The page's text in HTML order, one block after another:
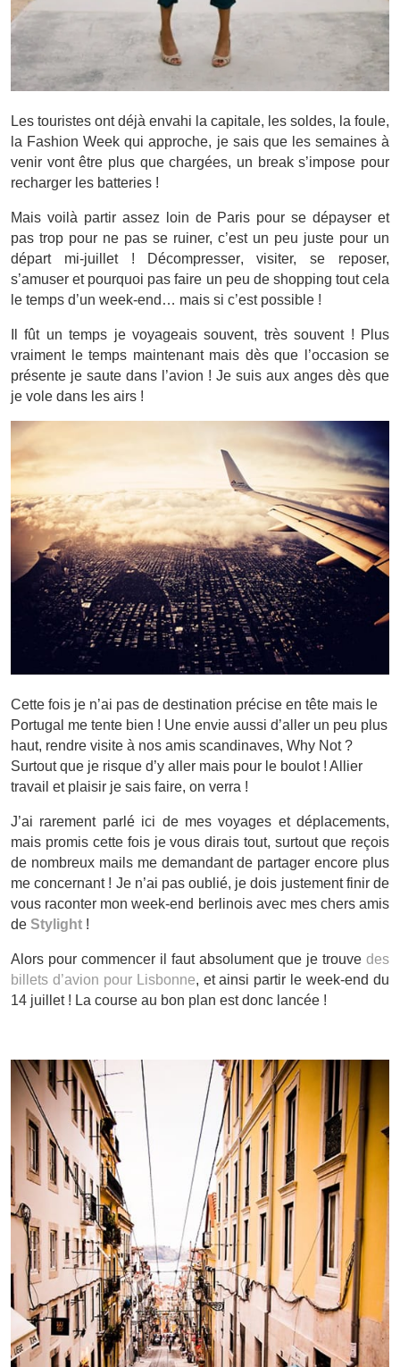
Les touristes ont déjà envahi la capitale, les soldes, la foule,
la Fashion Week qui approche, je sais que les semaines à
venir vont être plus que chargées, un break s’impose pour
recharger les batteries !
Mais voilà partir assez loin de Paris pour se dépayser et
pas trop pour ne pas se ruiner, c’est un peu juste pour un
départ mi-juillet ! Décompresser, visiter, se reposer,
s’amuser et pourquoi pas faire un peu de shopping tout cela
le temps d’un week-end… mais si c’est possible !
Il fût un temps je voyageais souvent, très souvent ! Plus
vraiment le temps maintenant mais dès que l’occasion se
présente je saute dans l’avion ! Je suis aux anges dès que
je vole dans les airs !
Cette fois je n’ai pas de destination précise en tête mais le
Portugal me tente bien ! Une envie aussi d’aller un peu plus
haut, rendre visite à nos amis scandinaves, Why Not ?
Surtout que je risque d’y aller mais pour le boulot ! Allier
travail et plaisir je sais faire, on verra !
J’ai rarement parlé ici de mes voyages et déplacements,
mais promis cette fois je vous dirais tout, surtout que reçois
de nombreux mails me demandant de partager encore plus
me concernant ! Je n’ai pas oublié, je dois justement finir de
vous raconter mon week-end berlinois avec mes chers amis
de Stylight !
Alors pour commencer il faut absolument que je trouve des
billets d’avion pour Lisbonne, et ainsi partir le week-end du
14 juillet ! La course au bon plan est donc lancée !